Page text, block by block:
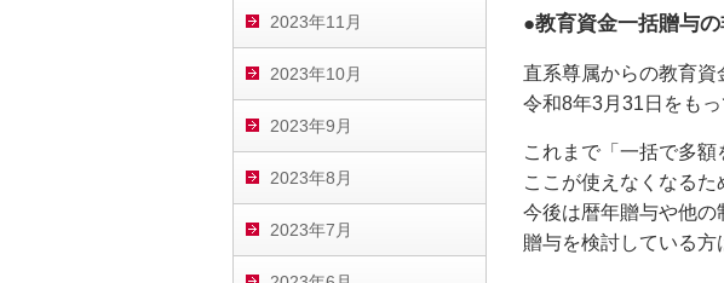
2023年11月
2023年10月
2023年9月
2023年8月
2023年7月
●教育資金一括贈与
直系尊属からの教育資
令和8年3月31日をもっ
これまで「一括で多額
ここが使えなくなるた
今後は暦年贈与や他の
贈与を検討している方